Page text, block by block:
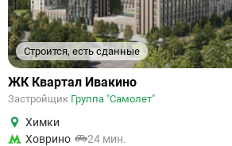
Строится, есть сданные
ЖК Квартал Ивакино
Застройщик Группа "Самолет"
Химки
Ховрино
24 мин.